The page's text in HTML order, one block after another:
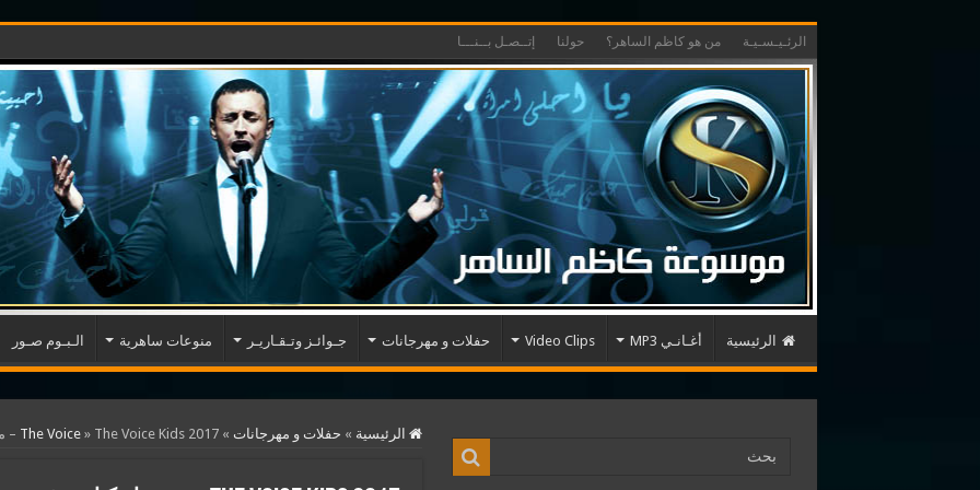
الرئـيـسـيـة من هو كاظم الساهر؟ حولنا إتــصـل بــنـــا
الرئيسية أغـانـي MP3 Video Clips حفلات و مهرجانات جـوائـز وتـقـاريـر منوعات ساهرية الـبـوم صـور
الرئيسية » حفلات و مهرجانات »
The Voice » The Voice Kids 2017 – مشاركات فريق كاظم الساهر